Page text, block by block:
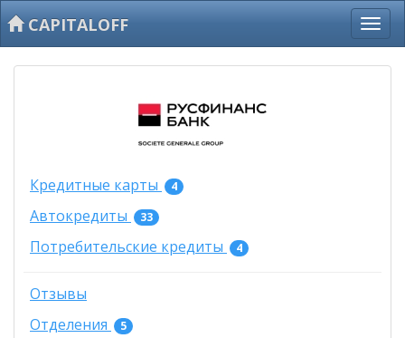
CAPITALOFF
Кредитные карты 4
Автокредиты 33
Потребительские кредиты 4
Отзывы
Отделения
5